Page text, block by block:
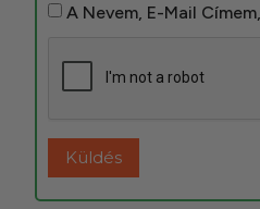
A Nevem, E-Mail